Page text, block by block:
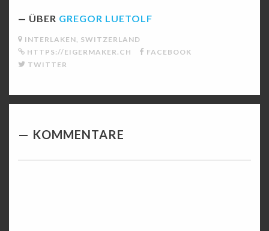
ÜBER GREGOR LUETOLF
INTERLAKEN, SWITZERLAND
HTTPS://EIGERMAKER.CH
FACEBOOK
TWITTER
KOMMENTARE